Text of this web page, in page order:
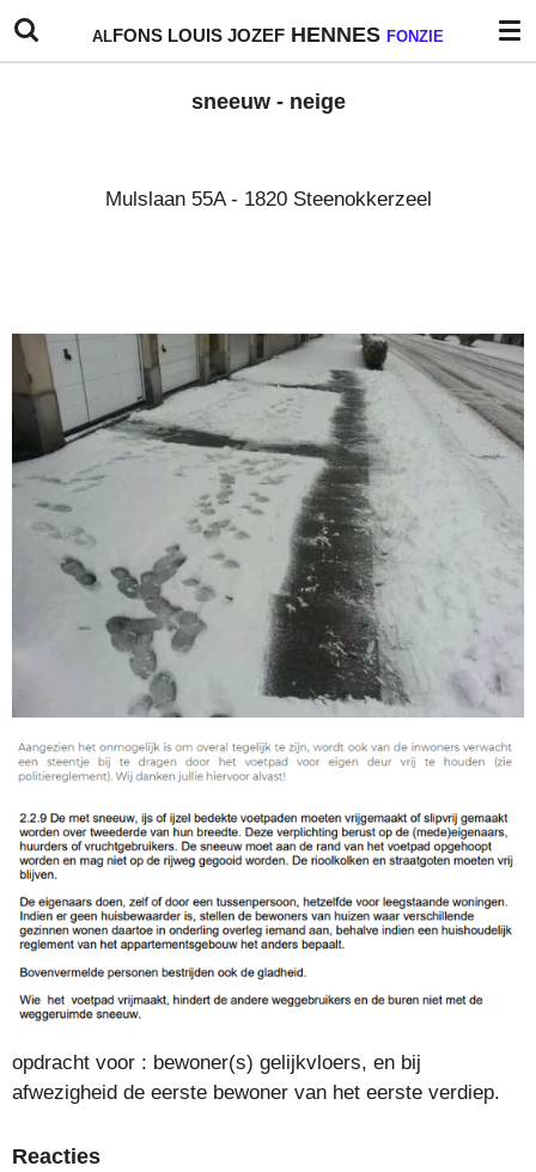
Ga
direct
ALFONS LOUIS JOZEF HENNES FONZIE
sneeuw - neige
Mulslaan 55A - 1820 Steenokkerzeel
opdracht voor : bewoner(s) gelijkvloers, en bij
afwezigheid de eerste bewoner van het eerste verdiep.
Reacties